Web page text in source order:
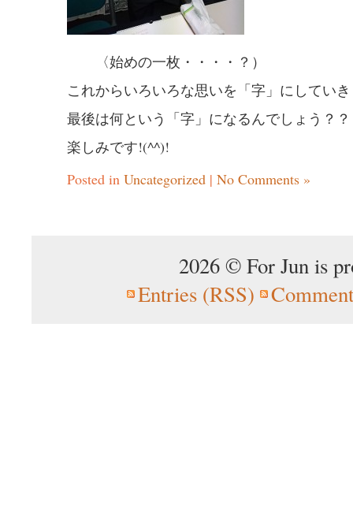
〈始めの一枚・・・・？）
これからいろいろな思いを「字」にしてい
最後は何という「字」になるんでしょう？
楽しみです!(^^)!
Posted in Uncategorized| No Comments »
2026 © For Jun is
Entries (RSS)